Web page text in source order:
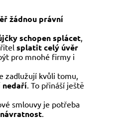
žádnou právní
schopen splácet,
splatit celý úvěr
pro mnohé firmy i
zadlužují kvůli tomu,
nedaří . To přináší ještě
smlouvy je potřeba
.